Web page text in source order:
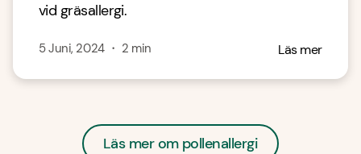
vid gräsallergi.
5 Juni, 2024・ 2 min Läs mer
Läs mer om pollenallergi